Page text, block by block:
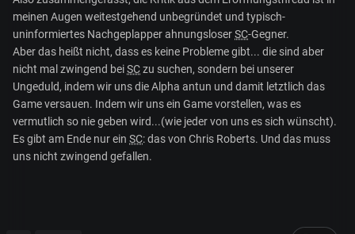
meinen Augen weitestgehend unbegründet und typisch-
uninformiertes Nachgeplapper ahnungsloserSC-Gegner.
Aber das heißt nicht, dass es keine Probleme gibt... die sind aber
nicht mal zwingend beiSCzu suchen, sondern bei unserer
Ungeduld, indem wir uns die Alpha antun und damit letztlich das
Game versauen. Indem wir uns ein Game vorstellen, was es
vermutlich so nie geben wird...(wie jeder von uns es sich wünscht).
Es gibt am Ende nur ein SC: das von Chris Roberts. Und das muss
uns nicht zwingend gefallen.